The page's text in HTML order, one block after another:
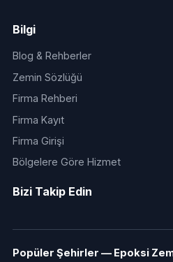
Bilgi
Blog & Rehberler
Zemin Sözlüğü
Firma Rehberi
Firma Kayıt
Firma Girişi
Bölgelere Göre Hizmet
Bizi Takip Edin
Popüler Şehirler — Epoksi